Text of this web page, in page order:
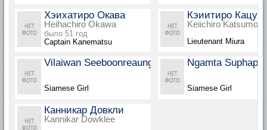
Хэихатиро Окава
Heihachiro Okawa
было 51 год
Captain Kanematsu
Кэиитиро
Keiichiro Katsumoto
Lieutenant Miura
Vilaiwan Seeboonreaung
Siamese Girl
Ngamta
Siamese Girl
Канникар Довкли
Kannikar Dowklee